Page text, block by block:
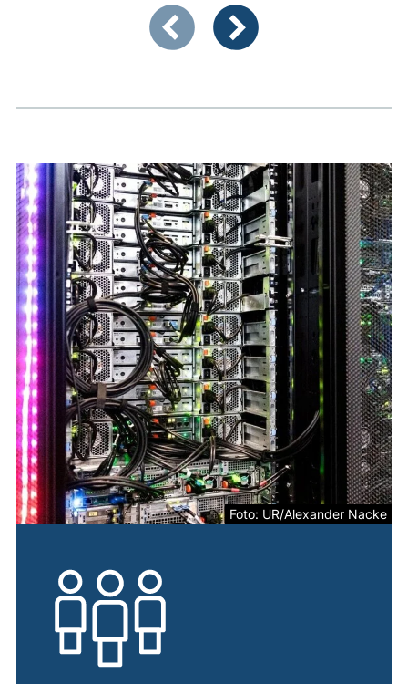
Zeigt Folie 1 von 4
Foto: UR/Alexander Nacke